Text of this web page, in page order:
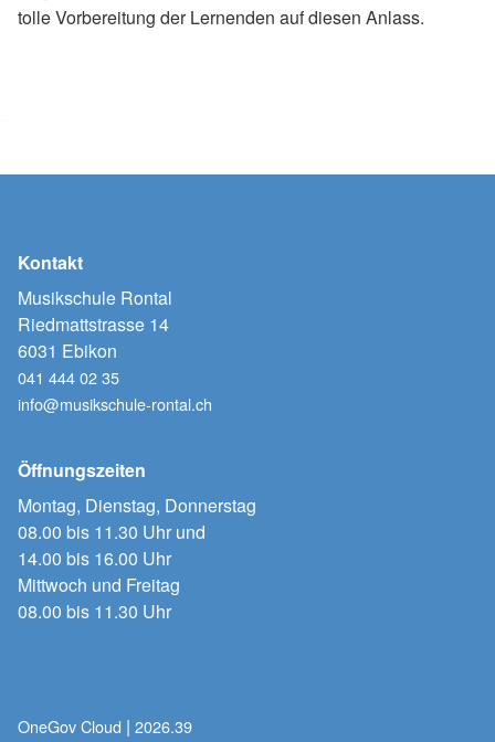
tolle Vorbereitung der Lernenden auf diesen Anlass.
Kontakt
Musikschule Rontal
Riedmattstrasse 14
6031 Ebikon
041 444 02 35
info@musikschule-rontal.ch
Öffnungszeiten
Montag, Dienstag, Donnerstag
08.00 bis 11.30 Uhr und
14.00 bis 16.00 Uhr
Mittwoch und Freitag
08.00 bis 11.30 Uhr
OneGov Cloud (External Link)
| 2026.39